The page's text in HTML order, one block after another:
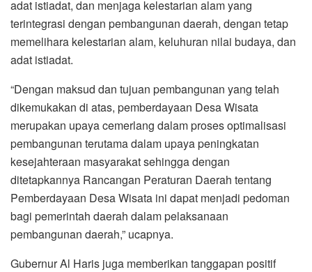
adat istiadat, dan menjaga kelestarian alam yang
terintegrasi dengan pembangunan daerah, dengan tetap
memelihara kelestarian alam, keluhuran nilai budaya, dan
adat istiadat.
“Dengan maksud dan tujuan pembangunan yang telah
dikemukakan di atas, pemberdayaan Desa Wisata
merupakan upaya cemerlang dalam proses optimalisasi
pembangunan terutama dalam upaya peningkatan
kesejahteraan masyarakat sehingga dengan
ditetapkannya Rancangan Peraturan Daerah tentang
Pemberdayaan Desa Wisata ini dapat menjadi pedoman
bagi pemerintah daerah dalam pelaksanaan
pembangunan daerah,” ucapnya.
Gubernur Al Haris juga memberikan tanggapan positif